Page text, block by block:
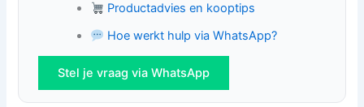
Productadvies en kooptips
Hoe werkt hulp via WhatsApp?
Stel je vraag via WhatsApp